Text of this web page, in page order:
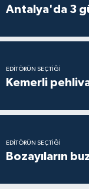
Antalya'da 3
EDITÖRÜN SEÇTIĞI
Kemerli
EDITÖRÜN SEÇTIĞI
Bozayıların